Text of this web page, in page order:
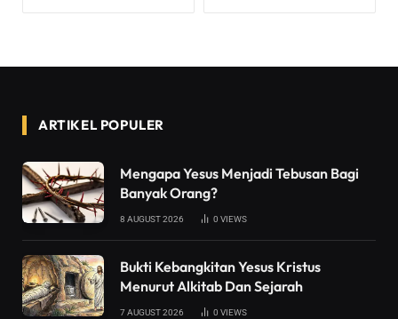
ARTIKEL POPULER
Mengapa Yesus Menjadi Tebusan Bagi
Banyak Orang?
8 AUGUST 2026 0 VIEWS
Bukti Kebangkitan Yesus Kristus
Menurut Alkitab Dan Sejarah
7 AUGUST 2026 0 VIEWS